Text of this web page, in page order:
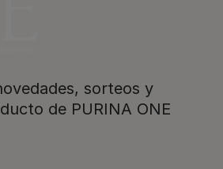
sorteos y
de PURINA ONE